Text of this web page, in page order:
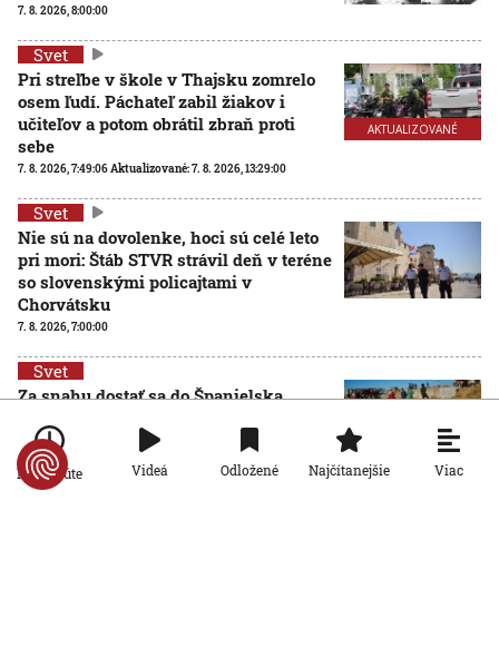
7. 8. 2026, 8:00:00
AKTUALIZOVANÉ
Svet
Pri streľbe v škole v Thajsku zomrelo
osem ľudí. Páchateľ zabil žiakov i
učiteľov a potom obrátil zbraň proti
sebe
7. 8. 2026, 7:49:06Aktualizované:7. 8. 2026, 13:29:00
Svet
Nie sú na dovolenke, hoci sú celé leto
pri mori: Štáb STVR strávil deň v teréne
so slovenskými policajtami v
Chorvátsku
7. 8. 2026, 7:00:00
Svet
Za snahu dostať sa do Španielska
oznámil tragickú bilanciu migračnej
krízy
6. 8. 2026, 16:16:47
Po minúte Videá Odložené Najčítanejšie Viac